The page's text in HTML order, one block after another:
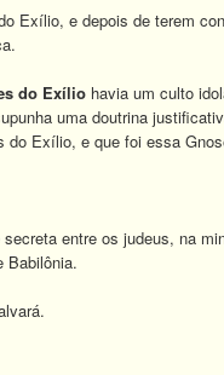
Exílio, e depois de terem
do Exílio havia um culto
uma doutrina
Exílio, e que foi essa
entre os judeus, na
Babilônia.